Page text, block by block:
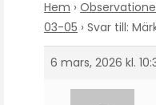
Hem ›
03-05 › Svar till:
6 mars, 2026 kl.